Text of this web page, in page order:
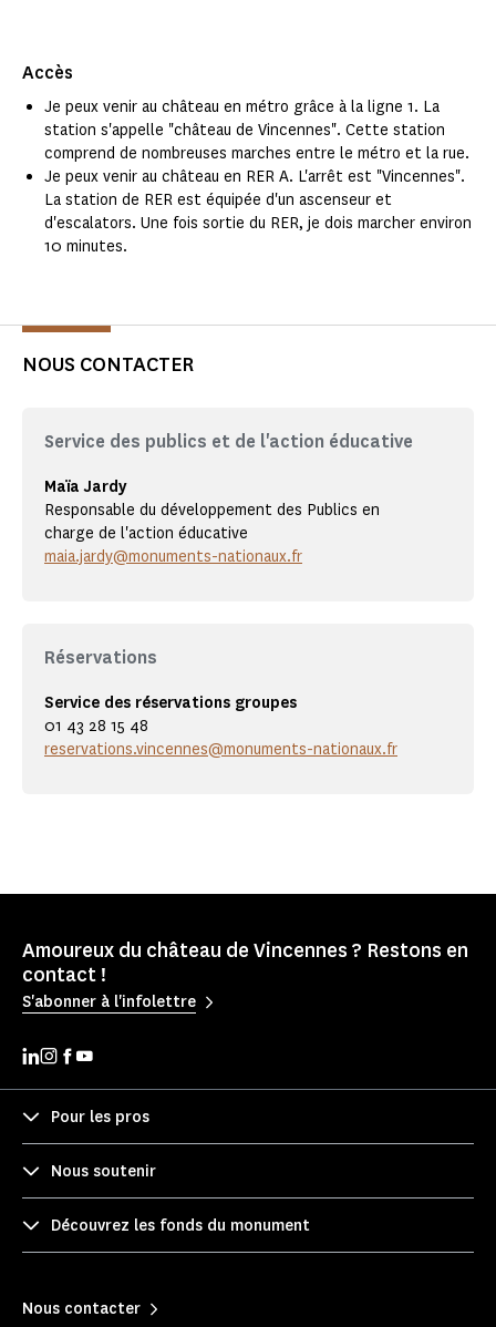
Accès
Je peux venir au château en métro grâce à la ligne 1. La
station s'appelle "château de Vincennes". Cette station
comprend de nombreuses marches entre le métro et la rue.
Je peux venir au château en RER A. L'arrêt est "Vincennes".
La station de RER est équipée d'un ascenseur et
d'escalators. Une fois sortie du RER, je dois marcher environ
10 minutes.
NOUS CONTACTER
Service des publics et de l'action éducative
Maïa Jardy
Responsable du développement des Publics en
charge de l'action éducative
maia.jardy@monuments-nationaux.fr
Réservations
Service des réservations groupes
01 43 28 15 48
reservations.vincennes@monuments-nationaux.fr
Amoureux du château de Vincennes ? Restons en
contact !
S'abonner à l'infolettre
Pour les pros
Nous soutenir
Découvrez les fonds du monument
Nous contacter